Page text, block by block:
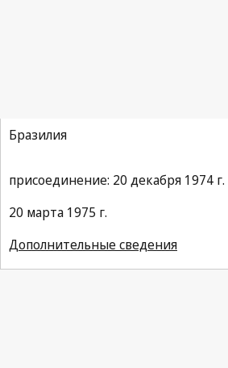
Бразилия
присоединение: 20 декабря 1974 г.
20 марта 1975 г.
Дополнительные сведения